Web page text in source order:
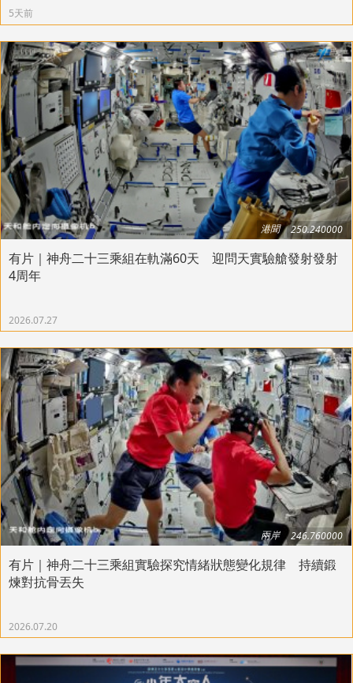
5天前
港聞 250.240000
有片｜神舟二十三乘組在軌滿60天 迎問天實驗艙發射發射
4周年
2026.07.27
兩岸 246.760000
有片｜神舟二十三乘組實驗探究情緒狀態變化規律 持續鍛
煉對抗骨丟失
2026.07.20